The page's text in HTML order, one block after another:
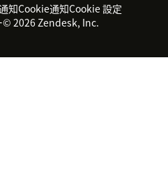
カスタマーポータル
Zendesk Foundation
製品のアップデート情報
ヘルプデスク向けチケット管
知Cookie通知Cookie 設定
© 2026 Zendesk, Inc.